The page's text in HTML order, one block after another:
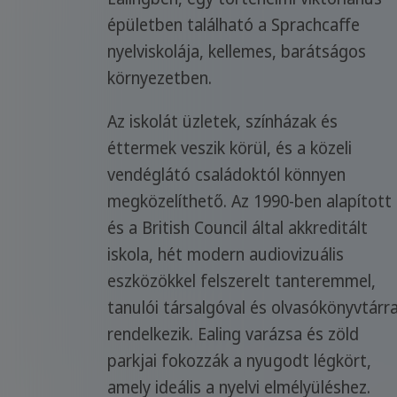
épületben található a Sprachcaffe
nyelviskolája, kellemes, barátságos
környezetben.
Az iskolát üzletek, színházak és
éttermek veszik körül, és a közeli
vendéglátó családoktól könnyen
megközelíthető. Az 1990-ben alapított
és a British Council által akkreditált
iskola, hét modern audiovizuális
eszközökkel felszerelt tanteremmel,
tanulói társalgóval és
rendelkezik. Ealing varázsa és zöld
parkjai fokozzák a nyugodt légkört,
amely ideális a nyelvi elmélyüléshez.